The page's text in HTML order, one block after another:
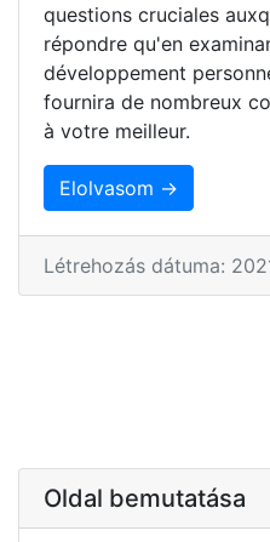
questions cruciales
répondre qu'en
développement
fournira de nombreux
à votre meilleur.
Elolvasom →
Létrehozás dátuma:
Oldal bemutatása